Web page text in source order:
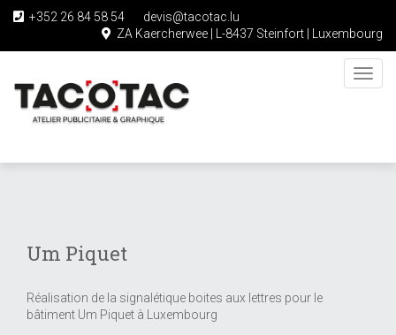
+352 26 84 58 54
devis@tacotac.lu
ZA Kaercherwee | L-8437 Steinfort | Luxembourg
Um Piquet
Réalisation de la signalétique boites aux lettres pour le
bâtiment Um Piquet à Luxembourg